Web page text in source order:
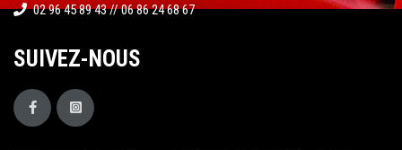
02 96 45 89 43 // 06 86 24 68 67
SUIVEZ-NOUS